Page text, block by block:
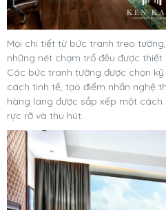
Mọi chi tiết từ bức tranh treo
những nét chạm trổ đều được
Các bức tranh tường được chọn
cách tinh tế, tạo điểm nhấn nghệ
hàng lang được sắp xếp một
rực rỡ và thu hút.